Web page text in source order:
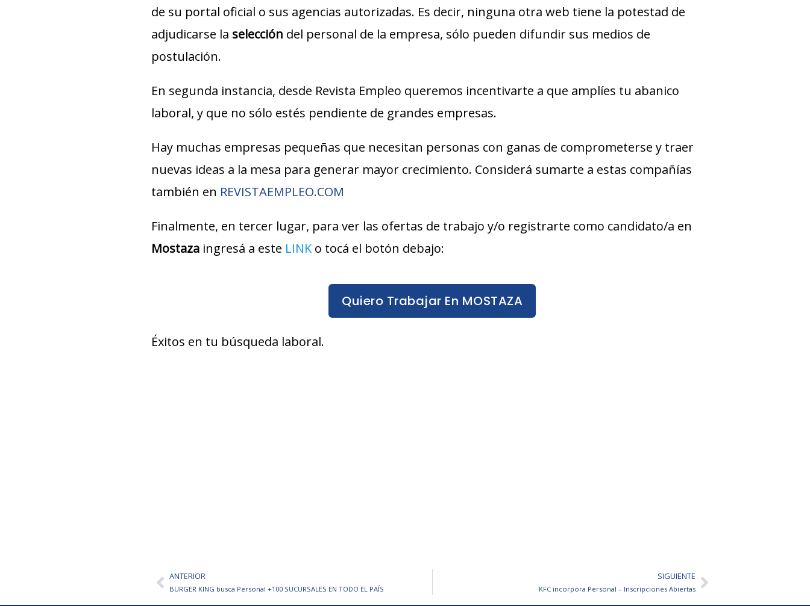
de su portal oficial o sus agencias autorizadas. Es decir, ninguna otra web tiene la potestad de
adjudicarse la selección del personal de la empresa, sólo pueden difundir sus medios de
postulación.
En segunda instancia, desde Revista Empleo queremos incentivarte a que amplíes tu abanico
laboral, y que no sólo estés pendiente de grandes empresas.
Hay muchas empresas pequeñas que necesitan personas con ganas de comprometerse y traer
nuevas ideas a la mesa para generar mayor crecimiento. Considerá sumarte a estas compañías
también en REVISTAEMPLEO.COM
Finalmente, en tercer lugar, para ver las ofertas de trabajo y/o registrarte como candidato/a en
Mostazaingresá a este LINKo tocá el botón debajo:
Quiero Trabajar En MOSTAZA
Éxitos en tu búsqueda laboral.
AntANTERIOR
BURGER KING busca Personal +100 SUCURSALES EN TODO EL PAÍS
SIGUIENTE
KFC incorpora Personal – Inscripciones AbiertasSiguiente